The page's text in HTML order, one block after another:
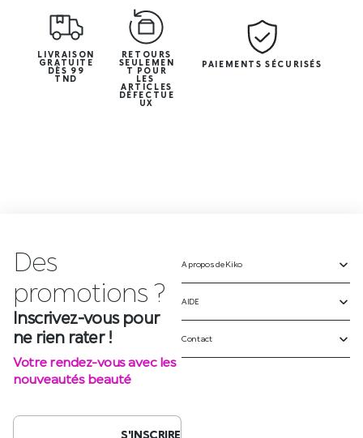
LIVRAISON
GRATUITE
DÈS 99
TND
RETOURS
SEULEMEN
T POUR
LES
ARTICLES
DÉFECTUE
UX
PAIEMENTS SÉCURISÉS
Des
Inscrivez-vous pour
ne rien rater !
Votre rendez-vous avec les
nouveautés beauté
S'INSCRIRE